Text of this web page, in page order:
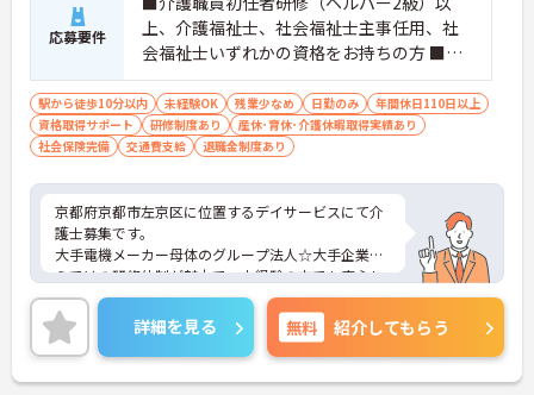
応募要件
上、介護福祉士、社会福祉士主事任用、社
会福祉士いずれかの資格をお持ちの方 ■普
通自動車運転免許（AT限定可）
駅から徒歩10分以内 未経験OK 残業少なめ 日勤のみ
年間休日110日以上
資格取得サポート
研修制度あり
産休･育休･介護休暇取得実績あり
社会保険完備
交通費支給 退職金制度あり
京都府京都市左京区に位置するデイサービスにて介
護士募集です。
大手電機メーカー母体のグループ法人☆大手企業な
らではの研修体制が魅力で、未経験の方でも安心し
てチャレンジできる環境です。
また、年間休日114日とお休みも多め、メリハリを
つけてはたらくことができます。
ご興味のある方には、面接対策ポイントなど、さら
に詳細をお話いたしますので、お気軽にご相談くだ
詳細を見る 無料 紹介してもらう